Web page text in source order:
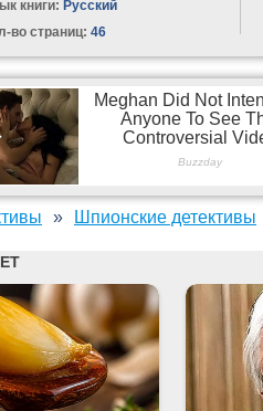
книги: Русский
во страниц: 46
Шпионские детективы